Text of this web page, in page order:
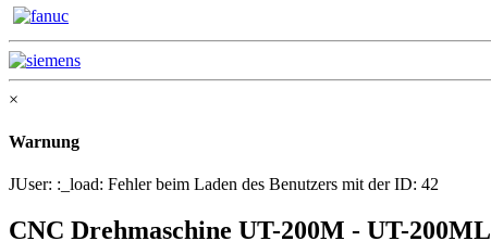
×
Warnung
JUser: :_load: Fehler beim Laden des Benutzers mit der ID: 42
CNC Drehmaschine UT-200M - UT-200ML